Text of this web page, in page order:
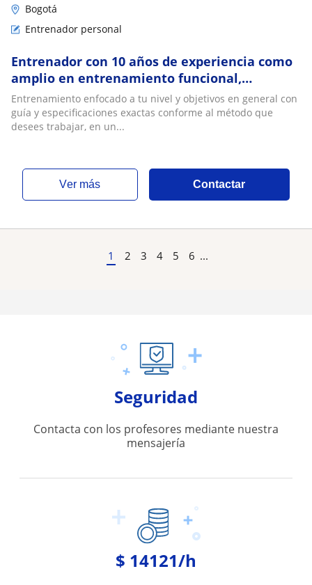
Bogotá
Entrenador personal
Entrenador con 10 años de experiencia como
amplio en entrenamiento funcional,
personal,cross training, weightlifting,
powerlifting
Entrenamiento enfocado a tu nivel y objetivos en general con
guía y especificaciones exactas conforme al método que
desees trabajar, en un...
ver más Contactar
1 2 3 4 5 6 ...
Seguridad
Contacta con los profesores mediante nuestra
mensajería
$ 14121/h